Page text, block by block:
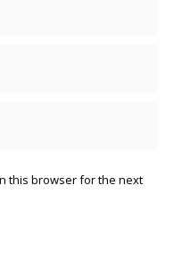
this browser for the next